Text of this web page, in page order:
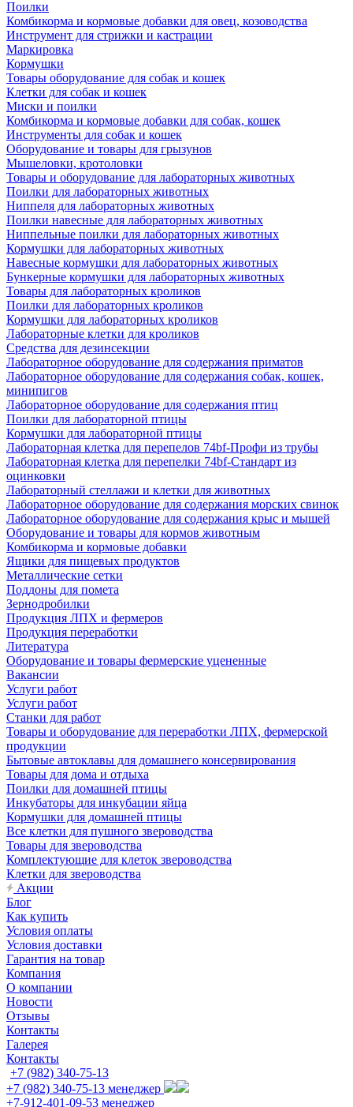
Поилки
Комбикорма и кормовые добавки для овец, козоводства
Инструмент для стрижки и кастрации
Маркировка
Кормушки
Товары оборудование для собак и кошек
Клетки для собак и кошек
Миски и поилки
Комбикорма и кормовые добавки для собак, кошек
Инструменты для собак и кошек
Оборудование и товары для грызунов
Мышеловки, кротоловки
Товары и оборудование для лабораторных животных
Поилки для лабораторных животных
Ниппеля для лабораторных животных
Поилки навесные для лабораторных животных
Ниппельные поилки для лабораторных животных
Кормушки для лабораторных животных
Навесные кормушки для лабораторных животных
Бункерные кормушки для лабораторных животных
Товары для лабораторных кроликов
Поилки для лабораторных кроликов
Кормушки для лабораторных кроликов
Лабораторные клетки для кроликов
Средства для дезинсекции
Лабораторное оборудование для содержания приматов
Лабораторное оборудование для содержания собак, кошек,
минипигов
Лабораторное оборудование для содержания птиц
Поилки для лабораторной птицы
Кормушки для лабораторной птицы
Лабораторная клетка для перепелов 74bf-Профи из трубы
Лабораторная клетка для перепелки 74bf-Стандарт из
оцинковки
Лабораторный стеллажи и клетки для животных
Лабораторное оборудование для содержания морских свинок
Лабораторное оборудование для содержания крыс и мышей
Оборудование и товары для кормов животным
Комбикорма и кормовые добавки
Ящики для пищевых продуктов
Металлические сетки
Поддоны для помета
Зернодробилки
Продукция ЛПХ и фермеров
Продукция переработки
Литература
Оборудование и товары фермерские уцененные
Вакансии
Услуги работ
Услуги работ
Станки для работ
Товары и оборудование для переработки ЛПХ, фермерской
продукции
Бытовые автоклавы для домашнего консервирования
Товары для дома и отдыха
Поилки для домашней птицы
Инкубаторы для инкубации яйца
Кормушки для домашней птицы
Все клетки для пушного звероводства
Товары для звероводства
Комплектующие для клеток звероводства
Клетки для звероводства
Акции
Блог
Как купить
Условия оплаты
Условия доставки
Гарантия на товар
Компания
О компании
Новости
Отзывы
Контакты
Галерея
Контакты
+7 (982) 340-75-13
+7 (982) 340-75-13 менеджер
+7-912-401-09-53 менеджер